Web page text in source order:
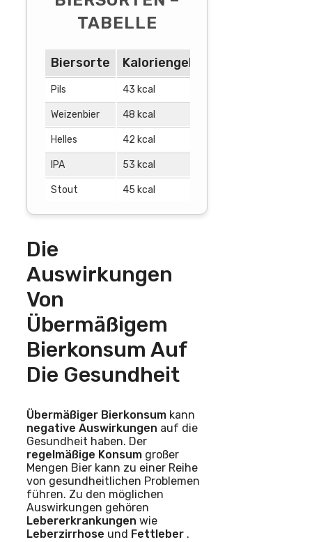
TABELLE
Biersorte Kaloriengehalt pro 100 ml
Pils 43 kcal
Weizenbier 48 kcal
Helles 42 kcal
IPA 53 kcal
Stout 45 kcal
Die
Auswirkungen
Von
Übermäßigem
Bierkonsum Auf
Die Gesundheit
Übermäßiger Bierkonsum kann
negative Auswirkungen auf die
Gesundheit haben. Der
regelmäßige Konsum großer
Mengen Bier kann zu einer Reihe
von gesundheitlichen Problemen
führen. Zu den möglichen
Auswirkungen gehören
Lebererkrankungen wie
Leberzirrhose und Fettleber .